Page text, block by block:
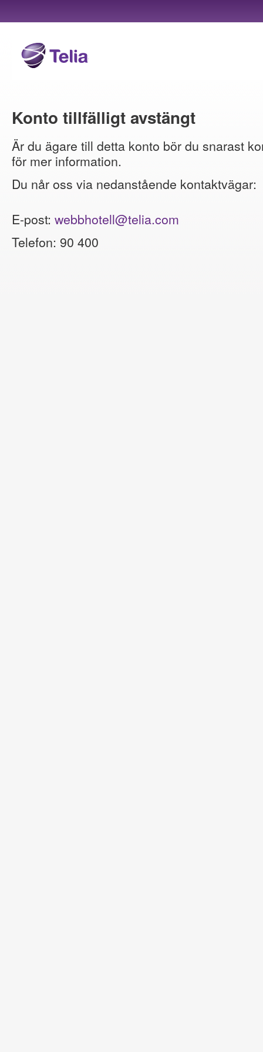
Konto tillfälligt avstängt
Är du ägare till detta konto bör du snarast
för mer information.
Du når oss via nedanstående kontaktvägar:
E-post: webbhotell@telia.com
Telefon: 90 400